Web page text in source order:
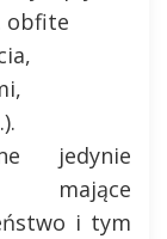
obfite
jedynie
mające
i tym